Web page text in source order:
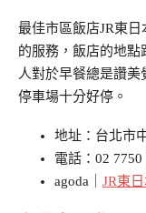
最佳市區飯店JR東
的服務，飯店的地點
人對於早餐總是讚
停車場十分好停。
地址：台北市
電話：02 7750
agoda｜ JR東